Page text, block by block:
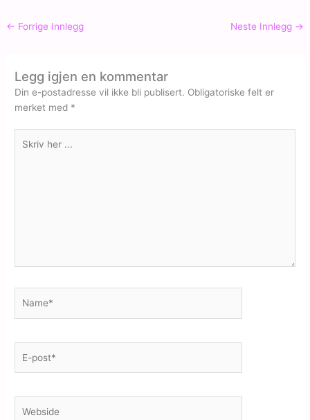
← Forrige Innlegg Neste Innlegg →
Legg igjen en kommentar
Din e-postadresse vil ikke bli publisert. Obligatoriske felt er
merket med *
her
post*